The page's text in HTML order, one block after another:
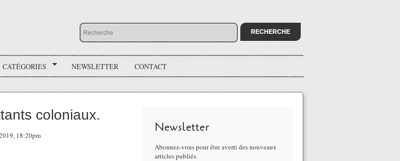
CATÉGORIES NEWSLETTER CONTACT
coloniaux.
18:20pm
Newsletter
Abonnez-vous pour être averti des nouveaux
articles publiés.